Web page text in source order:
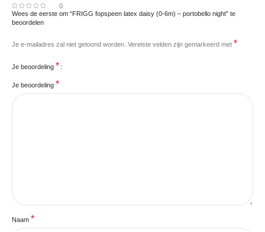
0
Wees de eerste om “FRIGG fopspeen latex daisy (0-6m) – portobello night” te
beoordelen
Je e-mailadres zal niet getoond worden. Vereiste velden zijn gemarkeerd met *
Je beoordeling *
Je beoordeling *
Naam *